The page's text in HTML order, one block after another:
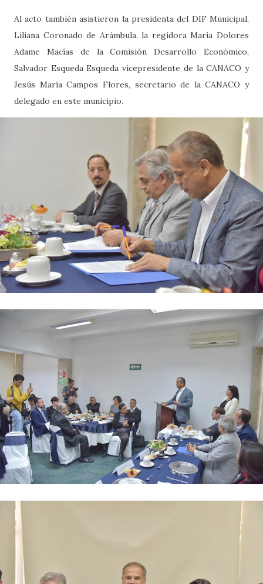
Al acto también asistieron la presidenta del DIF Municipal,
Liliana Coronado de Arámbula, la regidora María Dolores
Adame Macías de la Comisión Desarrollo Económico,
Salvador Esqueda Esqueda vicepresidente de la CANACO y
Jesús María Campos Flores, secretario de la CANACO y
delegado en este municipio.